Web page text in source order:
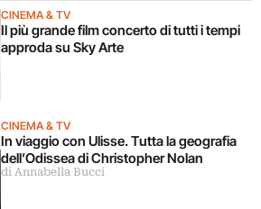
CINEMA & TV
Il più grande film concerto di tutti i tempi
approda su Sky Arte
CINEMA & TV
In viaggio con Ulisse. Tutta la geografia
dell’Odissea di Christopher Nolan
di Annabella Bucci